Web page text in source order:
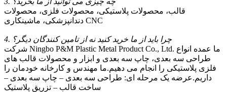
قالب، محصولات پلاستیکی، محصولات فلزی، محصولات
دندانپزشکی، ماشینکاری CNC
4. چرا باید از ما خرید کنید نه از تامین کنندگان دیگر؟
شرکت Ningbo P&M Plastic Metal Product Co., Ltd. ما عمده انواع
طراحی سه بعدی، چاپ سه بعدی و ابزار و محصولات قالب های
فلزی پلاستیکی را انجام می دهیم.ما مهندس و کارخانه خودمان را
داریم.عرضه یک مرحله ای: طراحی سه بعدی – چاپ سه بعدی –
ساخت قالب – تزریق پلاستیک